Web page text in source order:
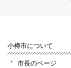
小樽市について
市長のページ